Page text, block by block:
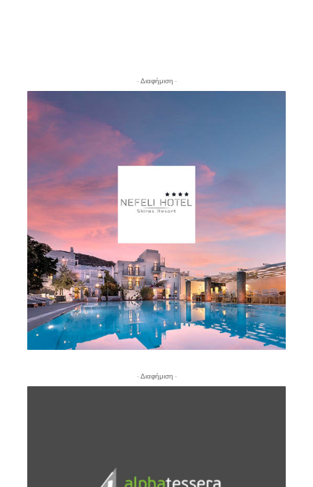
- Διαφήμιση -
- Διαφήμιση -